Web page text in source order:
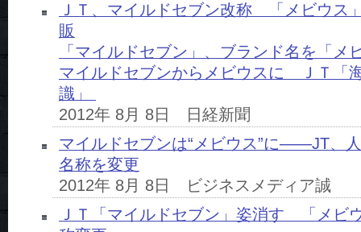
ＪＴ、マイルドセブン改称 「メビウス
販
「マイルドセブン」、ブランド名を「メ
マイルドセブンからメビウスに ＪＴ「
識」
2012年 8月 8日 日経新聞
マイルドセブンは“メビウス”に――JT、
名称を変更
2012年 8月 8日 ビジネスメディア誠
ＪＴ「マイルドセブン」姿消す 「メビ